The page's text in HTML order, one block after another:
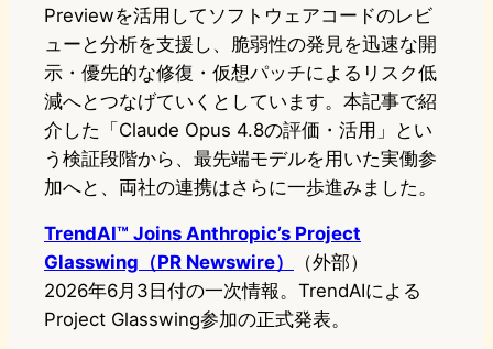
Previewを活用してソフトウェアコードのレビ
ューと分析を支援し、脆弱性の発見を迅速な開
示・優先的な修復・仮想パッチによるリスク低
減へとつなげていくとしています。本記事で紹
介した「Claude Opus 4.8の評価・活用」とい
う検証段階から、最先端モデルを用いた実働参
加へと、両社の連携はさらに一歩進みました。
TrendAI™ Joins Anthropic’s Project
Glasswing（PR Newswire）
（外部）
2026年6月3日付の一次情報。TrendAIによる
Project Glasswing参加の正式発表。